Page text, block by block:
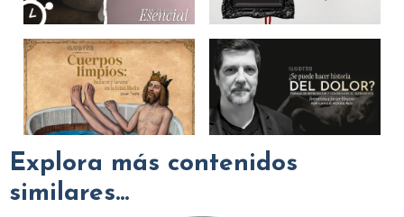
Explora más contenidos
similares...